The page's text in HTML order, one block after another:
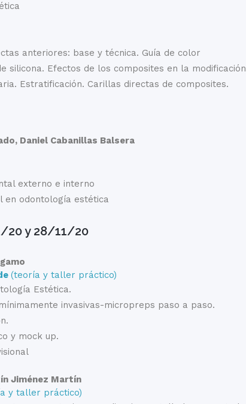
anteriores: base y técnica. Guía de color
silicona. Efectos de los composites en la modificación
Estratificación. Carillas directas de composites.
Daniel Cabanillas Balsera
externo e interno
en odontología estética
20 y 28/11/20
(teoría y taller práctico)
Estética.
invasivas-micropreps paso a paso.
y mock up.
Jiménez Martín
y taller práctico)